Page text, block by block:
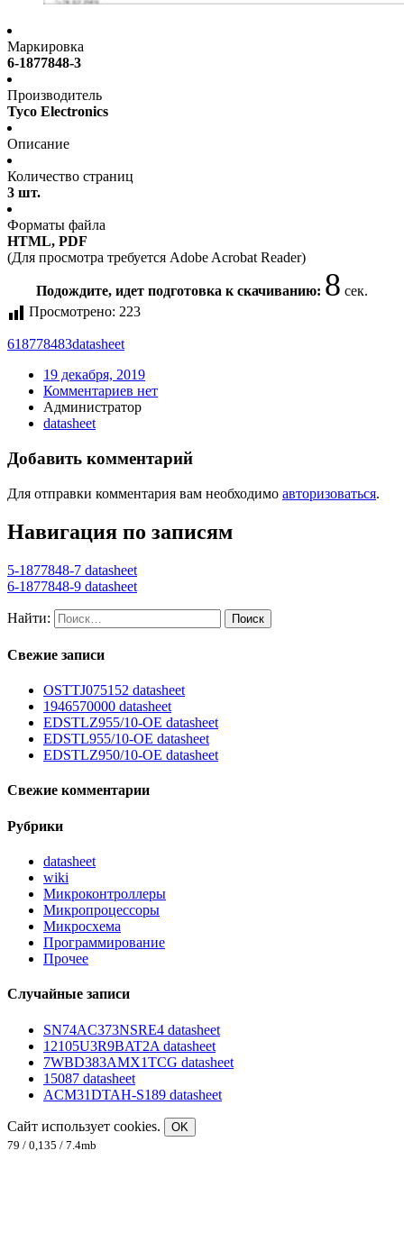
Маркировка
6-1877848-3
Производитель
Tyco Electronics
Описание
Количество страниц
3 шт.
Форматы файла
HTML, PDF
(Для просмотра требуется Adobe Acrobat Reader)
Подождите, идет подготовка к скачиванию: 8 сек.
Просмотрено: 223
618778483datasheet
19 декабря, 2019
Комментариев нет
Администратор
datasheet
Добавить комментарий
Для отправки комментария вам необходимо авторизоваться.
Навигация по записям
5-1877848-7 datasheet
6-1877848-9 datasheet
Найти:
Свежие записи
OSTTJ075152 datasheet
1946570000 datasheet
EDSTLZ955/10-OE datasheet
EDSTL955/10-OE datasheet
EDSTLZ950/10-OE datasheet
Свежие комментарии
Рубрики
datasheet
wiki
Микроконтроллеры
Микропроцессоры
Микросхема
Программирование
Прочее
Случайные записи
SN74AC373NSRE4 datasheet
12105U3R9BAT2A datasheet
7WBD383AMX1TCG datasheet
15087 datasheet
ACM31DTAH-S189 datasheet
Сайт использует cookies.
OK
79 / 0,135 / 7.4mb